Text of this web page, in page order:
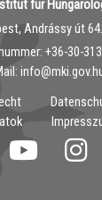
für
Andrássy út 64.
‭+36-30-